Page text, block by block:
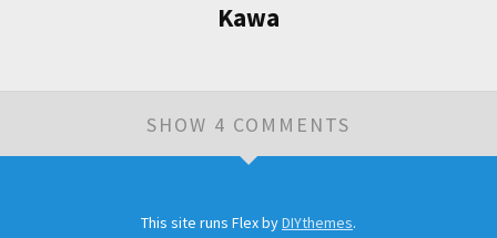
Kawa
SHOW 4 COMMENTS
Leave a CommentThis site runs Flex byDIYthemes.